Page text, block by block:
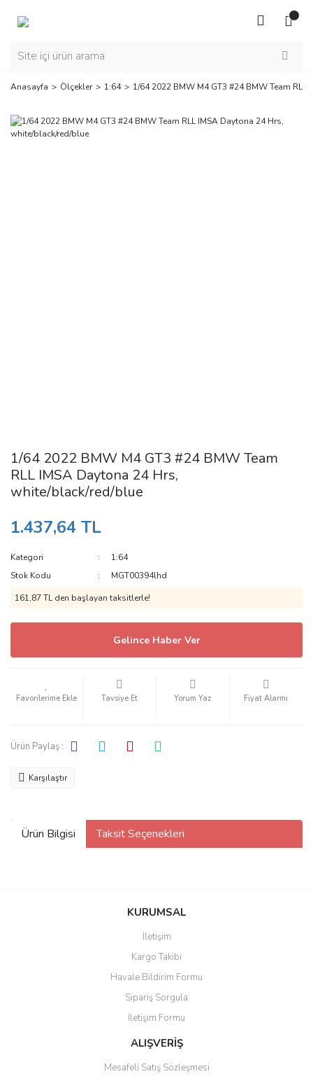
Anasayfa Ölçekler 1:64 1/64 2022 BMW M4 GT3 #24 BMW Team
1/64 2022 BMW M4 GT3 #24 BMW Team
RLL IMSA Daytona 24 Hrs,
white/black/red/blue
1.437,64 TL
Kategori
1:64
Stok Kodu
MGT00394lhd
161,87 TL den başlayan taksitlerle!
Gelince Haber Ver
Tavsiye Et Yorum Yaz Fiyat Alarmı
Ürün Paylaş :
Karşılaştır
Ürün Bilgisi Taksit Seçenekleri
KURUMSAL
İletişim
Kargo Takibi
Havale Bildirim Formu
Sipariş Sorgula
İletişim Formu
ALIŞVERİŞ
Mesafeli Satış Sözleşmesi